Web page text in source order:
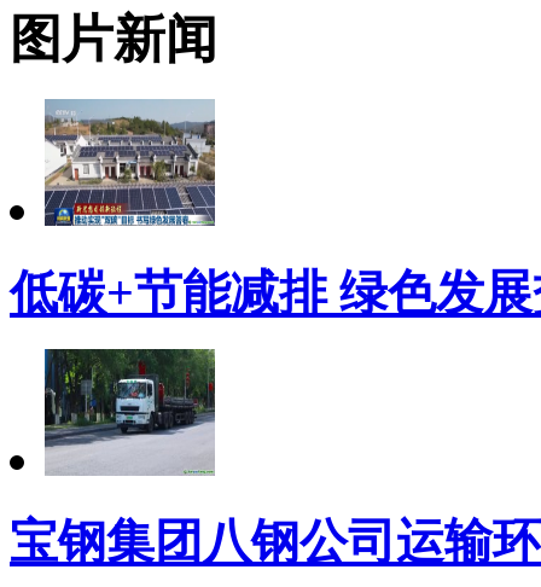
图片新闻
低碳+节能减排 绿色发
宝钢集团八钢公司运输